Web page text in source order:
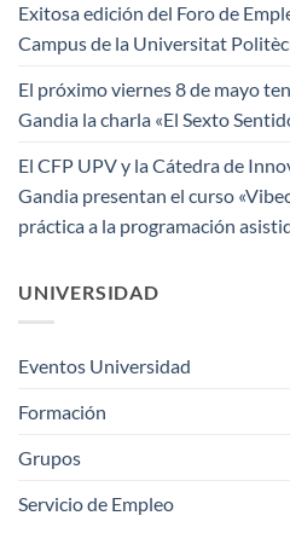
Exitosa edición del Foro de
Campus de la Universitat
El próximo viernes 8 de mayo
Gandia la charla «El Sexto
El CFP UPV y la Cátedra de
Gandia presentan el curso
práctica a la programación
UNIVERSIDAD
Eventos Universidad
Formación
Grupos
Servicio de Empleo